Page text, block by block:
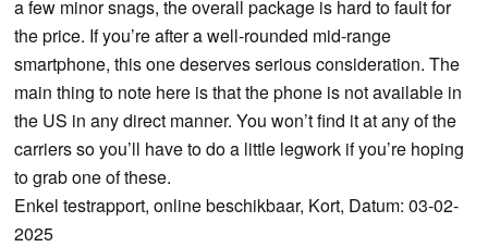
a few minor snags, the overall package is hard to fault for
the price. If you’re after a well-rounded mid-range
smartphone, this one deserves serious consideration. The
main thing to note here is that the phone is not available in
the US in any direct manner. You won’t find it at any of the
carriers so you’ll have to do a little legwork if you’re hoping
to grab one of these.
Enkel testrapport, online beschikbaar, Kort, Datum: 03-02-
2025